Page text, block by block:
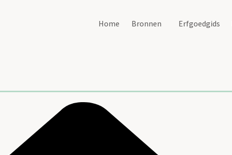
Home Bronnen Erfgoedgids